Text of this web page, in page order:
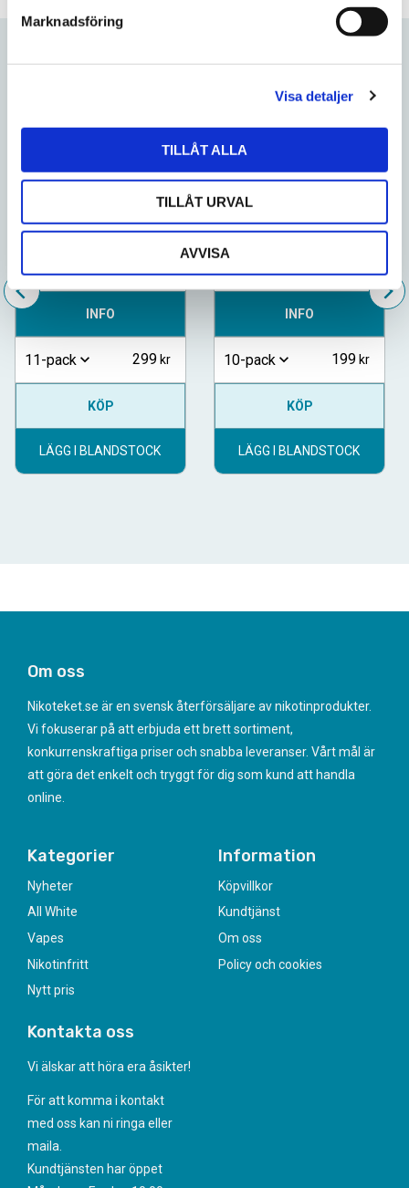
Marknadsföring
Visa detaljer
TILLÅT ALLA
TILLÅT URVAL
AVVISA
INFO
11-pack 299
KÖP
LÄGG I BLANDSTOCK
INFO
10-pack 199
KÖP
LÄGG I BLANDSTOCK
Om oss
Nikoteket.se är en svensk återförsäljare av nikotinprodukter.
Vi fokuserar på att erbjuda ett brett sortiment,
konkurrenskraftiga priser och snabba leveranser. Vårt mål är
att göra det enkelt och tryggt för dig som kund att handla
online.
Kategorier
Nyheter
All White
Vapes
Nikotinfritt
Nytt pris
Information
Köpvillkor
Kundtjänst
Om oss
Policy och cookies
Kontakta oss
Vi älskar att höra era åsikter!
För att komma i kontakt
med oss kan ni ringa eller
maila.
Kundtjänsten har öppet